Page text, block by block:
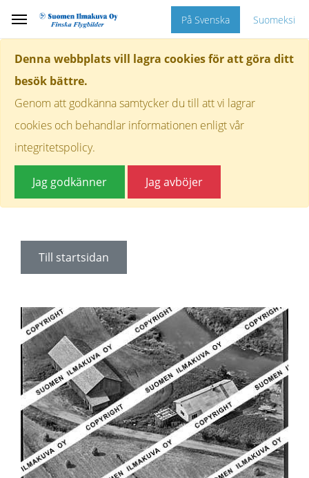
Denna webbplats vill lagra cookies för att göra ditt
besök bättre.
Genom att godkänna samtycker du till att vi lagrar
cookies och behandlar informationen enligt vår
integritetspolicy.
Jag godkänner Jag avböjer
På Svenska Suomeksi
Till startsidan